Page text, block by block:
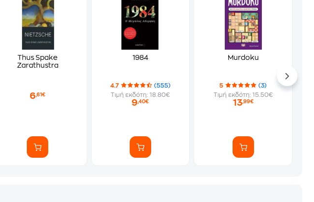
Thus Spake
Zarathustra
6,61€
1984
4.7
(555)
Τιμή εκδότη: 18.80€
9,40€
Murdoku
5
(3)
Τιμή εκδότη: 15.50€
13,99€